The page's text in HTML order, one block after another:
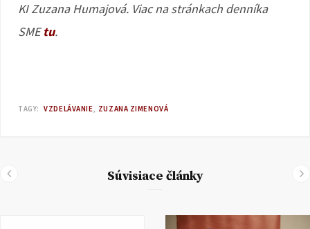
KI Zuzana Humajová. Viac na stránkach denníka
SMEtu.
TAGY: VZDELÁVANIE ZUZANA ZIMENOVÁ
Súvisiace články